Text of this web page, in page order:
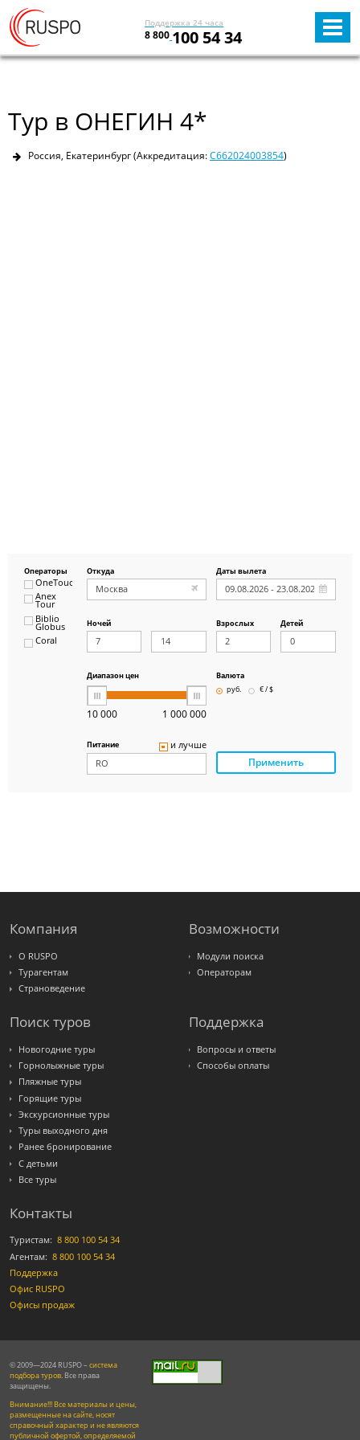
Поддержка 24 часа
8 800 100 54 34
Тур в ОНЕГИН 4*
Россия, Екатеринбург(Аккредитация:С662024003854)
Операторы
OneTouch&Travel
Anex
Tour
Biblio
Globus
Coral
Интурист
Откуда Даты вылета
Ночей Взрослых Детей
Диапазон цен
10 000 1 000 000
Валюта
руб.
€ / $
Питание и лучше
Применить
Компания
О RUSPO
Турагентам
Страноведение
Возможности
Модули поиска
Операторам
Поиск туров
Новогодние туры
Горнолыжные туры
Пляжные туры
Горящие туры
Экскурсионные туры
Туры выходного дня
Ранее бронирование
С детьми
Все туры
Поддержка
Вопросы и ответы
Способы оплаты
Контакты
Туристам: 8 800 100 54 34
Агентам: 8 800 100 54 34
Поддержка
Офис RUSPO
Офисы продаж
© 2009—2024 RUSPO – система
подбора туров. Все права
защищены.
Внимание!!! Все материалы и цены,
размещенные на сайте, носят
справочный характер и не являются
публичной офертой, определяемой